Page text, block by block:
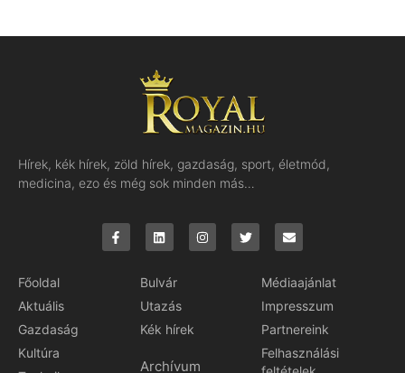
Hírek, kék hírek, zöld hírek, gazdaság, sport, életmód,
medicina, ezo és még sok minden más…
Főoldal
Aktuális
Gazdaság
Kultúra
Bulvár
Utazás
Kék hírek
Archívum
Médiaajánlat
Impresszum
Partnereink
Felhasználási